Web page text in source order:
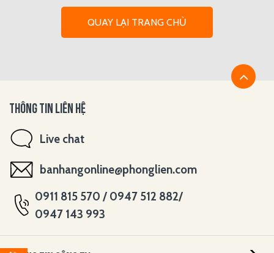
QUAY LẠI TRANG CHỦ
THÔNG TIN LIÊN HỆ
Live chat
banhangonline@phonglien.com
0911 815 570 / 0947 512 882/
0947 143 993